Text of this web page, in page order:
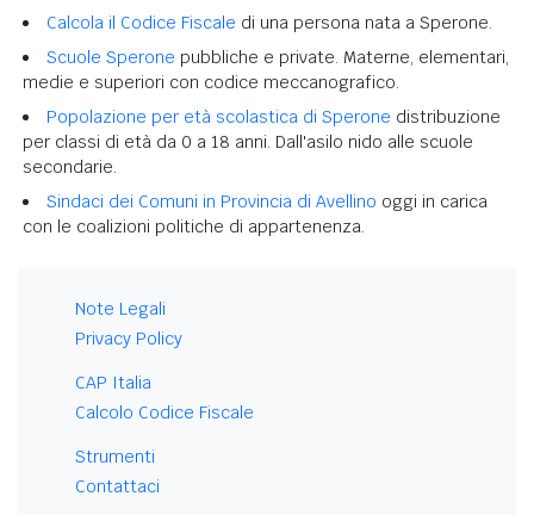
Calcola il Codice Fiscale di una persona nata a Sperone.
Scuole Sperone pubbliche e private. Materne, elementari,
medie e superiori con codice meccanografico.
Popolazione per età scolastica di Sperone distribuzione
per classi di età da 0 a 18 anni. Dall'asilo nido alle scuole
secondarie.
Sindaci dei Comuni in Provincia di Avellino oggi in carica
con le coalizioni politiche di appartenenza.
Note Legali
Privacy Policy
CAP Italia
Calcolo Codice Fiscale
Strumenti
Contattaci